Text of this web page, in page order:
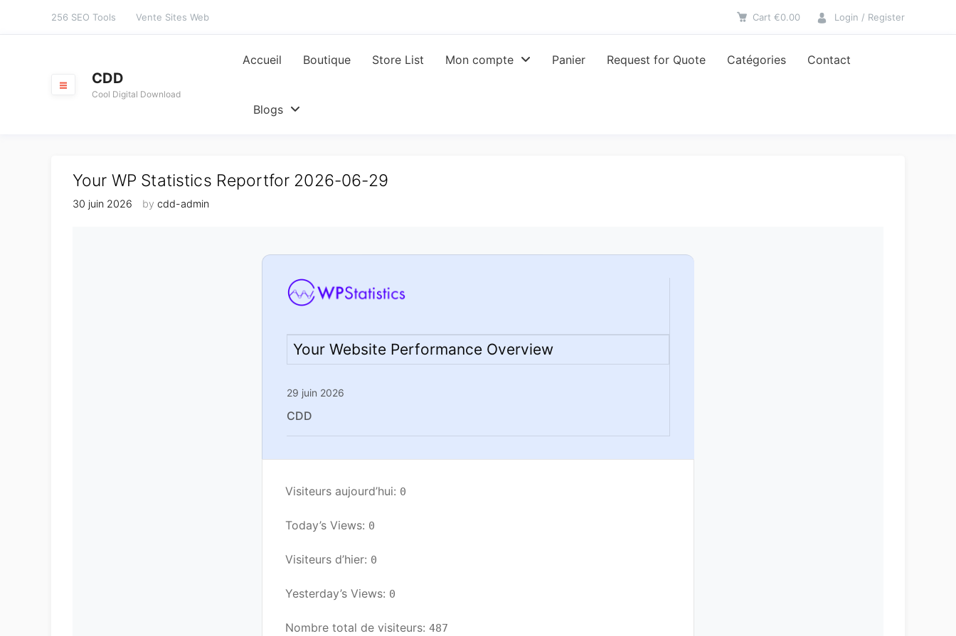
256 SEO Tools Vente Sites Web Cart €0.00 Login / Register
CDD
Cool Digital Download
Accueil Boutique Store List Mon compte Panier Request for Quote Catégories Contact
Blogs
Your WP Statistics Reportfor 2026-06-29
30 juin 2026 by cdd-admin
Your Website Performance Overview
29 juin 2026
CDD
Visiteurs aujourd’hui: 0
Today’s Views: 0
Visiteurs d’hier: 0
Yesterday’s Views: 0
Nombre total de visiteurs: 487